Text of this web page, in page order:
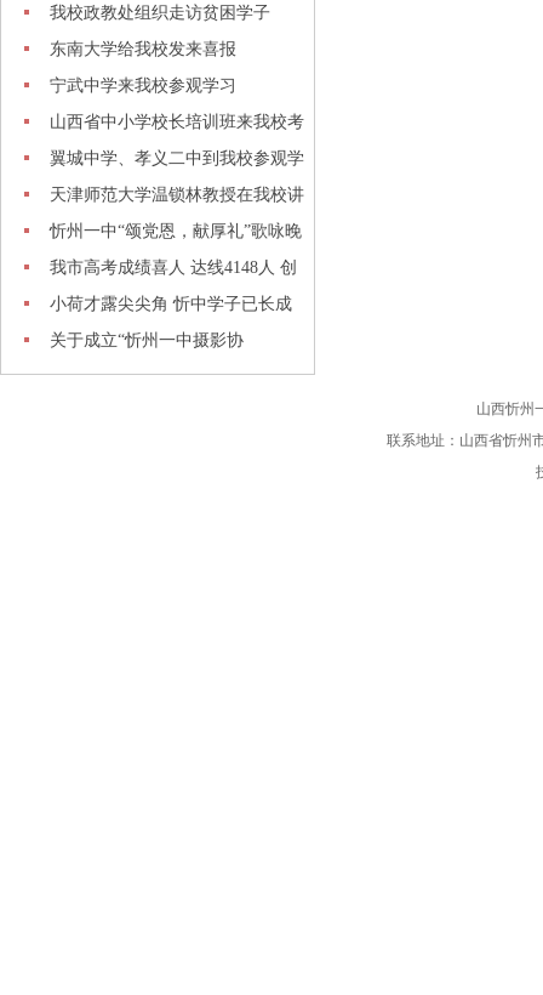
我校政教处组织走访贫困学子
东南大学给我校发来喜报
宁武中学来我校参观学习
山西省中小学校长培训班来我校考
察
翼城中学、孝义二中到我校参观学
习
天津师范大学温锁林教授在我校讲
学
忻州一中“颂党恩，献厚礼”歌咏晚
会
我市高考成绩喜人 达线4148人 创
历史
小荷才露尖尖角 忻中学子已长成
关于成立“忻州一中摄影协
会”暨“创
山西忻州
联系地址：山西省忻州